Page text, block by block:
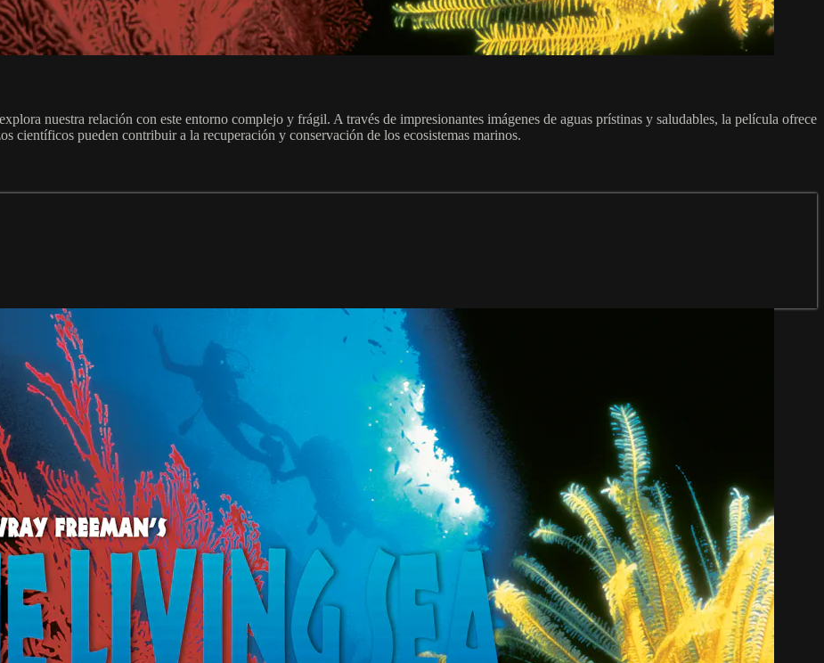
nuestra relación con este entorno complejo y frágil. A través de impresionantes imágenes de aguas prístinas y saludables, la película ofrece
científicos pueden contribuir a la recuperación y conservación de los ecosistemas marinos.